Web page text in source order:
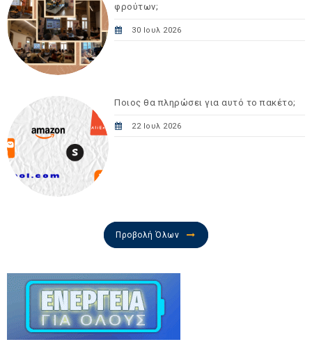
φρούτων;
30 Ιουλ 2026
Ποιος θα πληρώσει για αυτό το πακέτο;
22 Ιουλ 2026
Προβολή Όλων